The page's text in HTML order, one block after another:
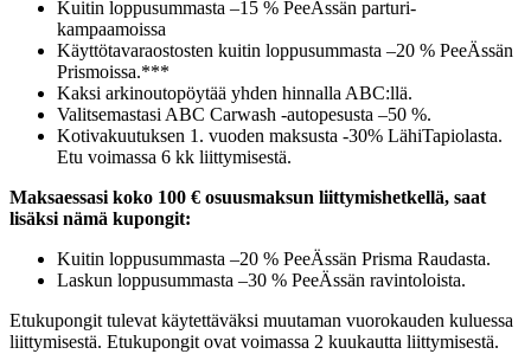
Kuitin loppusummasta –15 % PeeÄssän parturi-
kampaamoissa
Käyttötavaraostosten kuitin loppusummasta –20 % PeeÄssän
Prismoissa.***
Kaksi arkinoutopöytää yhden hinnalla ABC:llä.
Valitsemastasi ABC Carwash -autopesusta –50 %.
Kotivakuutuksen 1. vuoden maksusta -30% LähiTapiolasta.
Etu voimassa 6 kk liittymisestä.
Maksaessasi koko 100 € osuusmaksun liittymishetkellä, saat
lisäksi nämä kupongit:
Kuitin loppusummasta –20 % PeeÄssän Prisma Raudasta.
Laskun loppusummasta –30 % PeeÄssän ravintoloista.
Etukupongit tulevat käytettäväksi muutaman vuorokauden kuluessa
liittymisestä. Etukupongit ovat voimassa 2 kuukautta liittymisestä.